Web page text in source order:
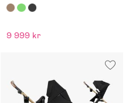
9 999 kr